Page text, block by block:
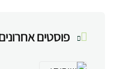
פוסטים אחרונים